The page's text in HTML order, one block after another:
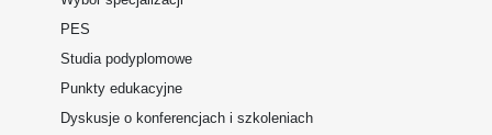
PES
Studia podyplomowe
Punkty edukacyjne
Dyskusje o konferencjach i szkoleniach